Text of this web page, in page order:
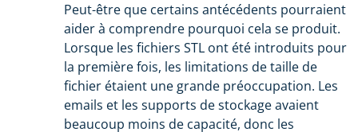
Peut-être que certains antécédents pourraient
aider à comprendre pourquoi cela se produit.
Lorsque les fichiers STL ont été introduits pour
la première fois, les limitations de taille de
fichier étaient une grande préoccupation. Les
emails et les supports de stockage avaient
beaucoup moins de capacité, donc les